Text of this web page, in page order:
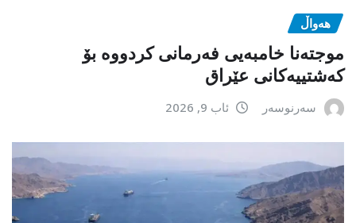
هەواڵ
موجتەنا خامبەیی فەرمانی کردووە بۆ
کەشتییەکانی عێراق
سەرنوسەر ئاب 9, 2026